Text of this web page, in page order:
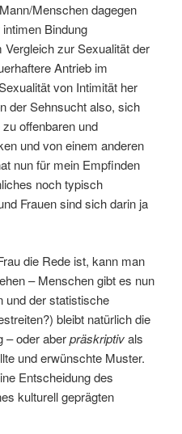
Menschen dagegen
Bindung
zur Sexualität der
Antrieb im
von Intimität her
der Sehnsucht also, sich
offenbaren und
und von einem anderen
nun für mein Empfinden
noch typisch
Frauen sind sich darin ja
die Rede ist, kann man
– Menschen gibt es nun
und der statistische
bleibt natürlich die
– oder aberpräskriptivals
und erwünschte Muster.
Entscheidung des
kulturell geprägten